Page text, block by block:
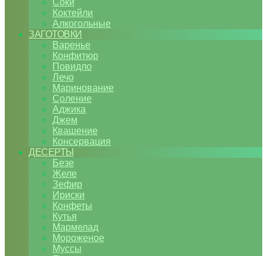
Соки
Коктейли
Алкогольные
ЗАГОТОВКИ
Варенье
Конфитюр
Повидло
Лечо
Маринование
Соление
Аджика
Джем
Квашение
Консервация
ДЕСЕРТЫ
Безе
Желе
Зефир
Ириски
Конфеты
Кутья
Мармелад
Мороженое
Муссы